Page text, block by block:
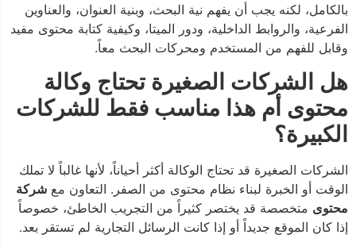
بالكامل، لكنه يجب أن يفهم نية البحث، وبنية العنوان، والعناوين
الفرعية، والروابط الداخلية، ودور الميتا، وكيفية كتابة محتوى مفيد
وقابل للفهم من المستخدم ومحركات البحث معاً.
هل الشركات الصغيرة تحتاج وكالة
محتوى أم هذا مناسب فقط للشركات
الكبيرة؟
الشركات الصغيرة قد تحتاج الوكالة أكثر أحياناً، لأنها غالباً لا تملك
الوقت أو الخبرة لبناء نظام محتوى من الصفر. التعاون مع شركة
محتوىمتخصصة قد يختصر كثيراً من التجريب الخاطئ، خصوصاً
إذا كان الموقع جديداً أو إذا كانت الرسائل التجارية لم تستقر بعد.